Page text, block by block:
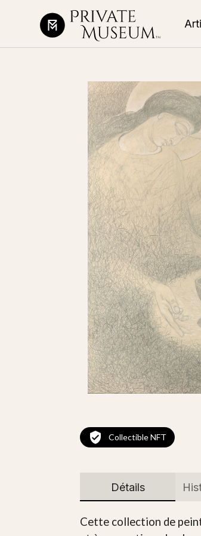
Collectible NFT
Détails
Cette collection de